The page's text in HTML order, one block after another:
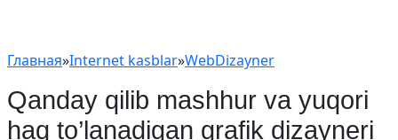
Главная»Internet kasblar»WebDizayner
Qanday qilib mashhur va yuqori
haq to’lanadigan grafik dizayneri